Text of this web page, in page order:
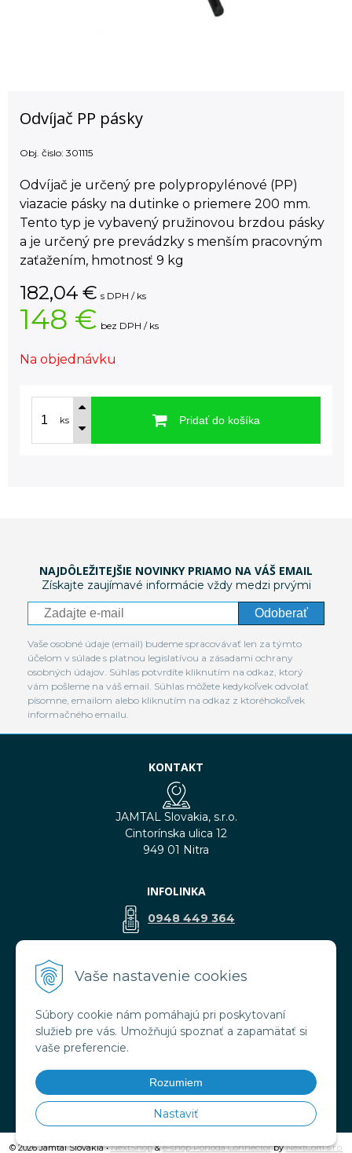
Vaše nastavenie cookies
Súbory cookie nám pomáhajú pri poskytovaní
služieb pre vás. Umožňujú spoznať a zapamätať si
vaše preferencie.
Rozumiem
Nastaviť
Odvíjač PP pásky
Obj. čislo: 301115
Odvíjač je určený pre polypropylénové (PP)
viazacie pásky na dutinke o priemere 200 mm.
Tento typ je vybavený pružinovou brzdou pásky
a je určený pre prevádzky s menším pracovným
zaťažením, hmotnosť 9 kg
182,04 € s DPH / ks
148 € bez DPH / ks
Na objednávku
ks Pridať do košíka
NAJDÔLEŽITEJŠIE NOVINKY PRIAMO NA VÁŠ EMAIL
Získajte zaujímavé informácie vždy medzi prvými
Odoberať
Vaše osobné údaje (email) budeme spracovávať len za týmto
účelom v súlade s platnou legislatívou a zásadami ochrany
osobných údajov. Súhlas potvrdíte kliknutím na odkaz, ktorý
vám pošleme na váš email. Súhlas môžete kedykoľvek odvolať
písomne, emailom alebo kliknutím na odkaz z ktoréhokoľvek
informačného emailu.
KONTAKT
JAMTAL Slovakia, s.r.o.
Cintorínska ulica 12
949 01 Nitra
INFOLINKA
0948 449 364
VŠETKO O NÁKUPE
Obchodné podmienky
Doprava a platba
Ochrana osobných údajov
© 2026 Jamtal Slovakia •NextShop&e-shop Pohoda ConnectorbyNextCom s.r.o.